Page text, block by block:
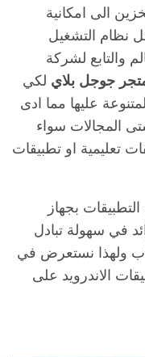
الى امكانية
نظام التشغيل
والتابع لشركة
جوجل بلاي لكي
عليها مما ادى
المجالات سواء
تعليمية او تطبيقات
بجهاز
في سهولة تبادل
ولهذا نستعرض في
الاندرويد على